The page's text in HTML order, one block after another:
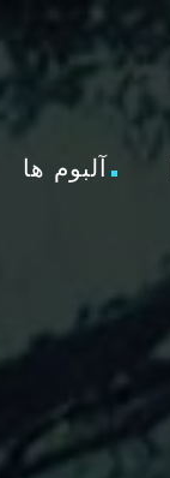
آلبوم ها